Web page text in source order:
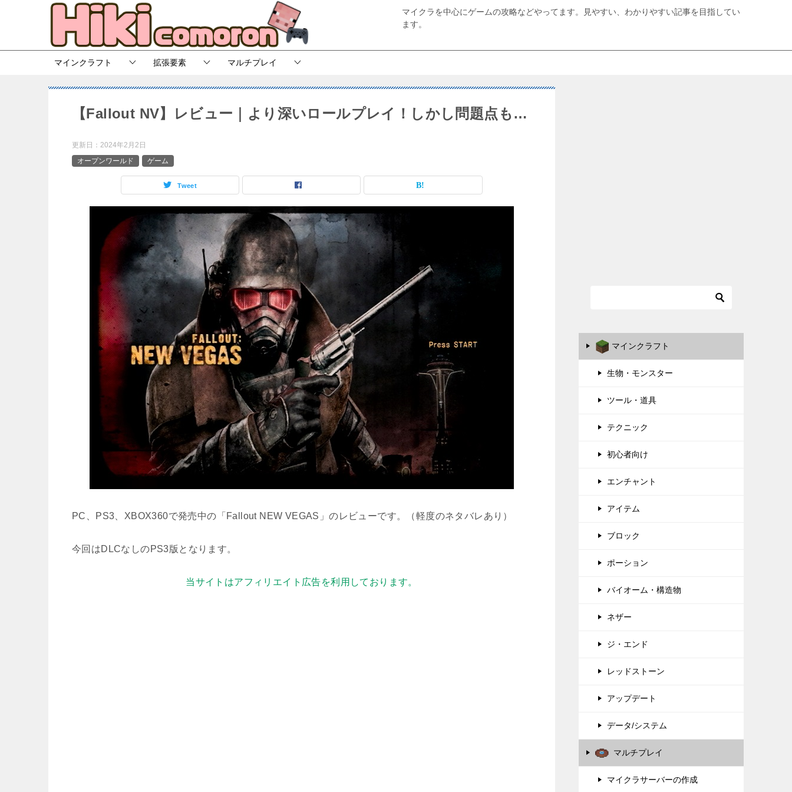
マイクラを中心にゲームの攻略などやってます。見やすい、わかりやすい記事を目指してい
ます。
マインクラフト 拡張要素 マルチプレイ
【Fallout NV】レビュー｜より深いロールプレイ！しかし問題点も…
更新日： 2024年2月2日
オープンワールド
ゲーム
Tweet
PC、PS3、XBOX360で発売中の「Fallout NEW VEGAS」のレビューです。（軽度のネタバレあり）
今回はDLCなしのPS3版となります。
当サイトはアフィリエイト広告を利用しております。
マインクラフト
生物・モンスター
ツール・道具
テクニック
初心者向け
エンチャント
アイテム
ブロック
ポーション
バイオーム・構造物
ネザー
ジ・エンド
レッドストーン
アップデート
データ/システム
マルチプレイ
マイクラサーバーの作成